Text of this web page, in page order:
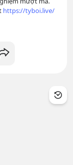
https://tyboi.live/